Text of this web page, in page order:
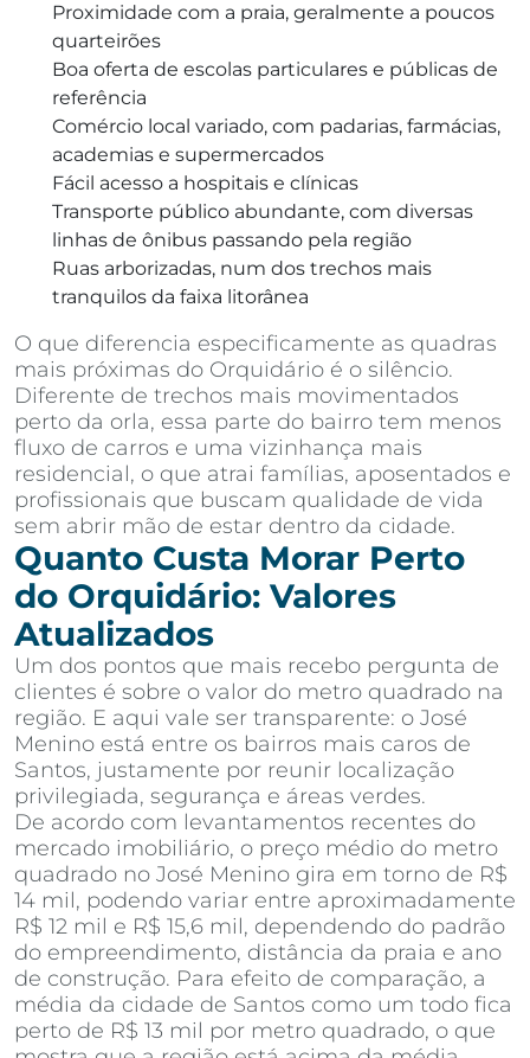
Proximidade com a praia, geralmente a poucos
quarteirões
Boa oferta de escolas particulares e públicas de
referência
Comércio local variado, com padarias, farmácias,
academias e supermercados
Fácil acesso a hospitais e clínicas
Transporte público abundante, com diversas
linhas de ônibus passando pela região
Ruas arborizadas, num dos trechos mais
tranquilos da faixa litorânea
O que diferencia especificamente as quadras
mais próximas do Orquidário é o silêncio.
Diferente de trechos mais movimentados
perto da orla, essa parte do bairro tem menos
fluxo de carros e uma vizinhança mais
residencial, o que atrai famílias, aposentados e
profissionais que buscam qualidade de vida
sem abrir mão de estar dentro da cidade.
Quanto Custa Morar Perto
do Orquidário: Valores
Atualizados
Um dos pontos que mais recebo pergunta de
clientes é sobre o valor do metro quadrado na
região. E aqui vale ser transparente: o José
Menino está entre os bairros mais caros de
Santos, justamente por reunir localização
privilegiada, segurança e áreas verdes.
De acordo com levantamentos recentes do
mercado imobiliário, o preço médio do metro
quadrado no José Menino gira em torno de R$
14 mil, podendo variar entre aproximadamente
R$ 12 mil e R$ 15,6 mil, dependendo do padrão
do empreendimento, distância da praia e ano
de construção. Para efeito de comparação, a
média da cidade de Santos como um todo fica
perto de R$ 13 mil por metro quadrado, o que